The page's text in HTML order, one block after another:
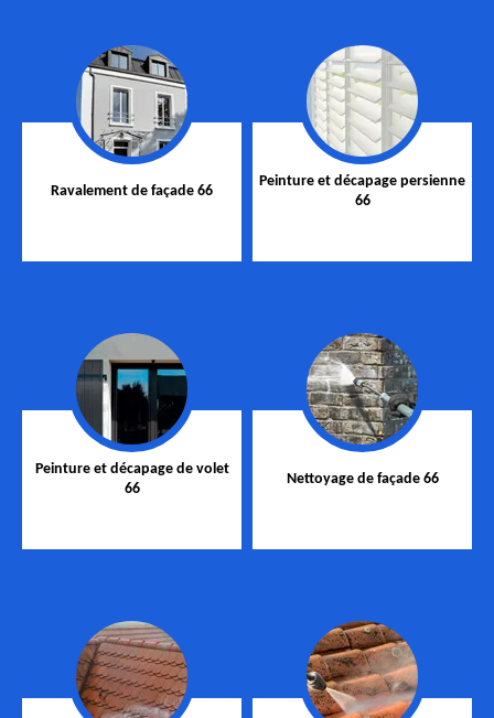
Ravalement de façade 66
Peinture et décapage persienne
66
Peinture et décapage de volet
66
Nettoyage de façade 66